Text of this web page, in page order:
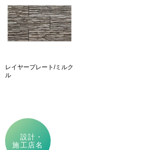
レイヤープレート/ミルク
ル
設計・
施工店名